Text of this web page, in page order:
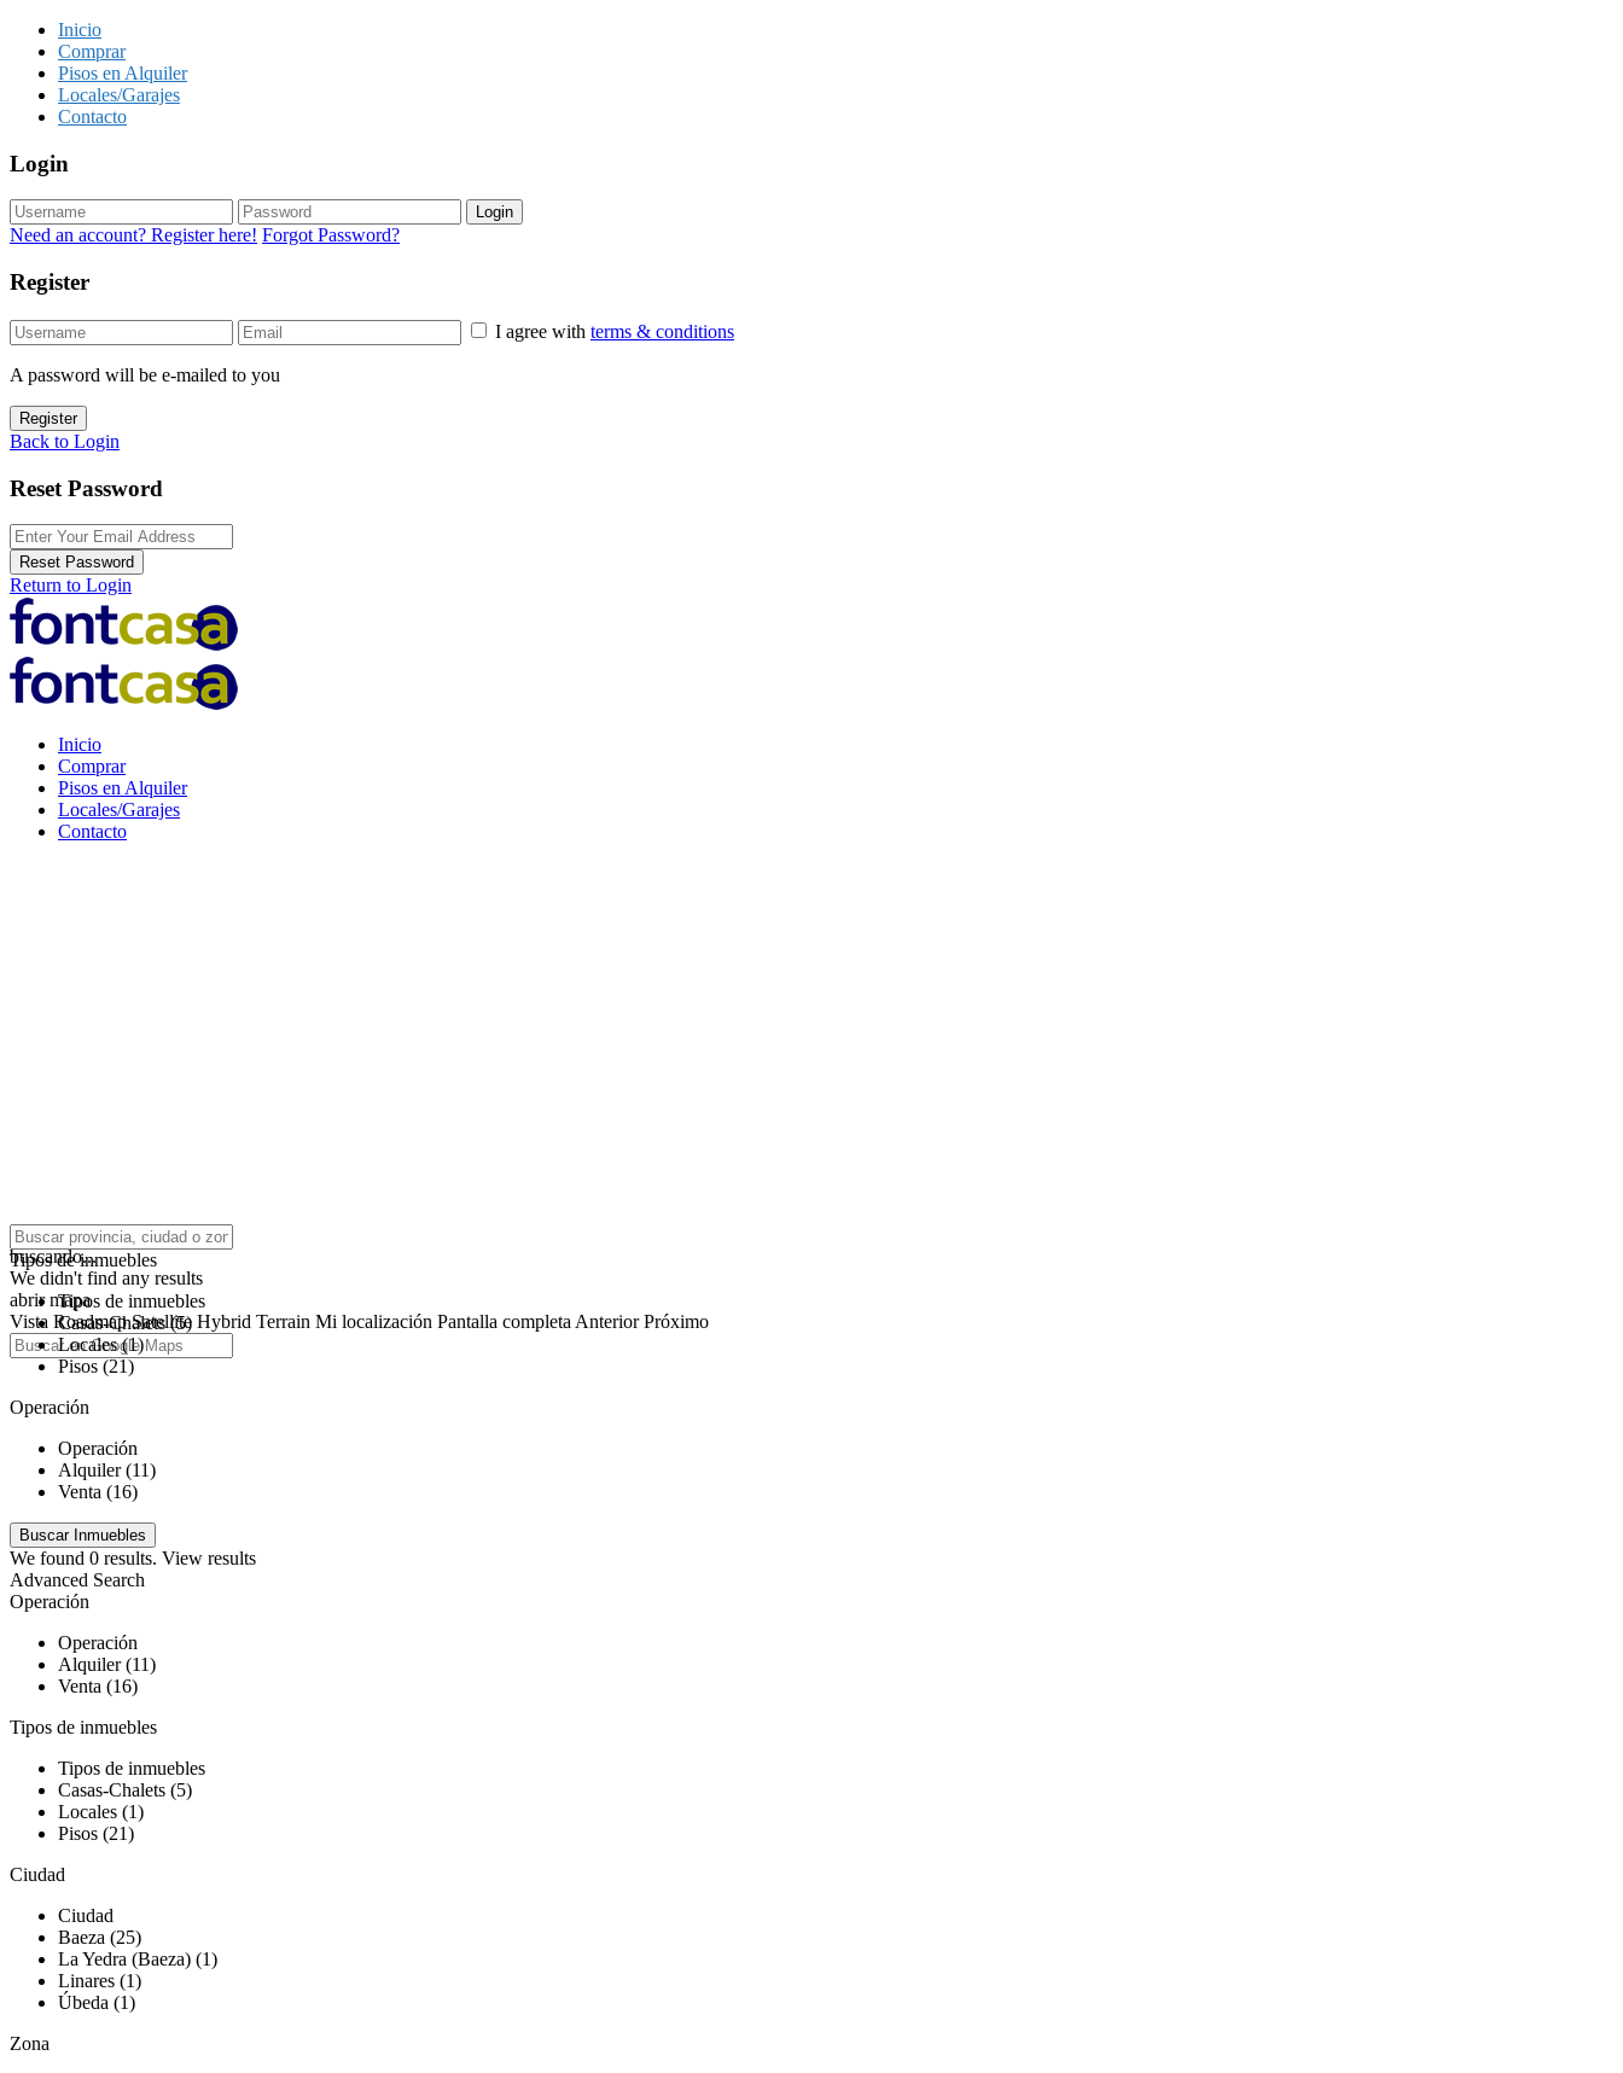
Inicio
Comprar
Pisos en Alquiler
Locales/Garajes
Contacto
Login
Login
Need an account? Register here! Forgot Password?
Register
I agree with terms & conditions
A password will be e-mailed to you
Register
Back to Login
Reset Password
Reset Password
Return to Login
Inicio
Comprar
Pisos en Alquiler
Locales/Garajes
Contacto
click to enable zoom
buscando...
We didn't find any results
abrir mapa
Vista Roadmap Satellite Hybrid Terrain Mi localización Pantalla completa Anterior Próximo
Tipos de inmuebles
Tipos de inmuebles
Casas-Chalets (5)
Locales (1)
Pisos (21)
Operación
Operación
Alquiler (11)
Venta (16)
We found 0 results. View results
Advanced Search
Operación
Operación
Alquiler (11)
Venta (16)
Tipos de inmuebles
Tipos de inmuebles
Casas-Chalets (5)
Locales (1)
Pisos (21)
Ciudad
Ciudad
Baeza (25)
La Yedra (Baeza) (1)
Linares (1)
Úbeda (1)
Zona